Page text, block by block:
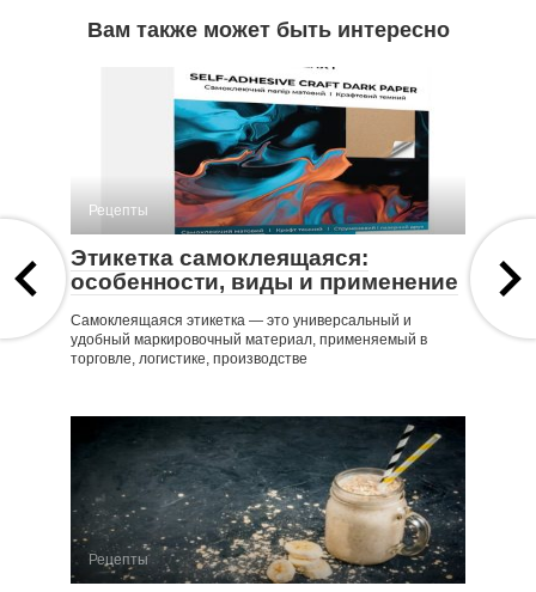
Вам также может быть интересно
Рецепты
Этикетка самоклеящаяся:
особенности, виды и применение
Самоклеящаяся этикетка — это универсальный и
удобный маркировочный материал, применяемый в
торговле, логистике, производстве
Рецепты